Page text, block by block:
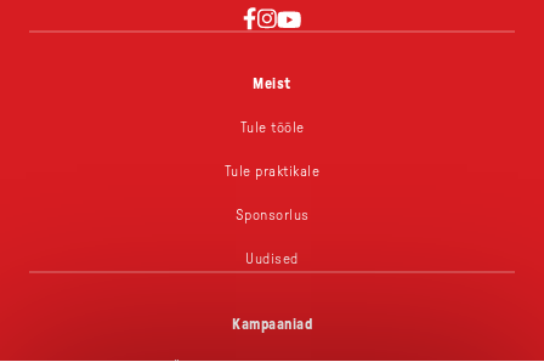
Meist
Tule tööle
Tule praktikale
Sponsorlus
Uudised
Kampaaniad